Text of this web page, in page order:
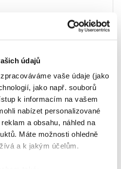
údajů
zpracováváme vaše údaje (jako
jako např. souborů
k informacím na vašem
nabízet personalizované
a obsahu, náhled na
Máte možnosti ohledně
a k jakým účelům.